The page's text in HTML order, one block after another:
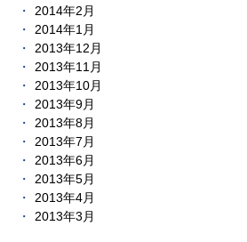
2014年2月
2014年1月
2013年12月
2013年11月
2013年10月
2013年9月
2013年8月
2013年7月
2013年6月
2013年5月
2013年4月
2013年3月